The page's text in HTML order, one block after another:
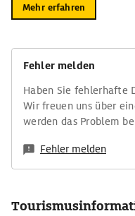
Mehr erfahren
Fehler melden
Haben Sie fehlerhafte
Wir freuen uns über
werden das Problem
Fehler melden